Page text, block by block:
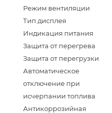
Режим вентиляции
Тип дисплея
Индикация питания
Защита от перегрева
Защита от перегрузки
Автоматическое
отключение при
исчерпании топлива
Антикоррозийная